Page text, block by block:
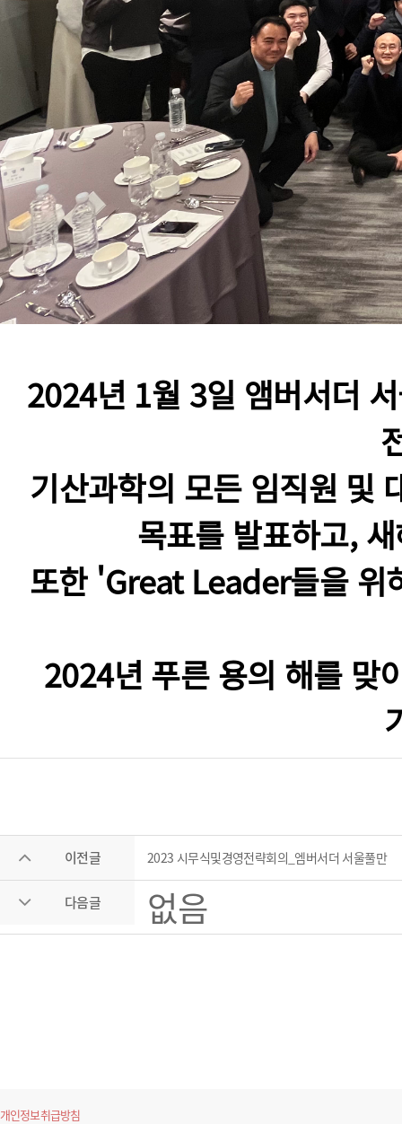
2024년 1월 3일 앰버서더
기산과학의 모든 임직원 및
목표를 발표하고,
또한 'Great Leader들을 위
2024년 푸른 용의 해를 맞
이전글 2023 시무식및경영전략회의_엠버서더 서울풀만
다음글 없음
개인정보취급방침